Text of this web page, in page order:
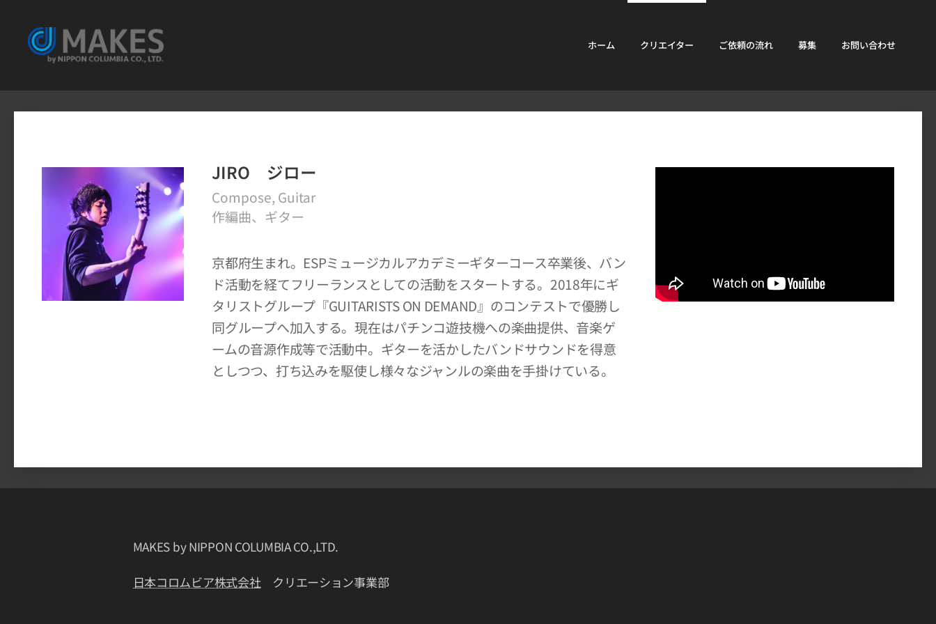
ホーム クリエイター ご依頼の流れ 募集 お問い合わせ
JIRO ジロー
Compose, Guitar
作編曲、ギター
京都府生まれ。ESPミュージカルアカデミーギターコース卒業後、バン
ド活動を経てフリーランスとしての活動をスタートする。2018年にギ
タリストグループ『GUITARISTS ON DEMAND』のコンテストで優勝し
同グループへ加入する。現在はパチンコ遊技機への楽曲提供、音楽ゲ
ームの音源作成等で活動中。ギターを活かしたバンドサウンドを得意
としつつ、打ち込みを駆使し様々なジャンルの楽曲を手掛けている。
MAKES by NIPPON COLUMBIA CO.,LTD.
日本コロムビア株式会社クリエーション事業部